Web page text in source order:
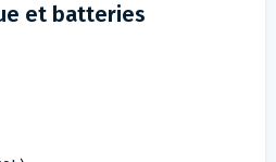
et batteries